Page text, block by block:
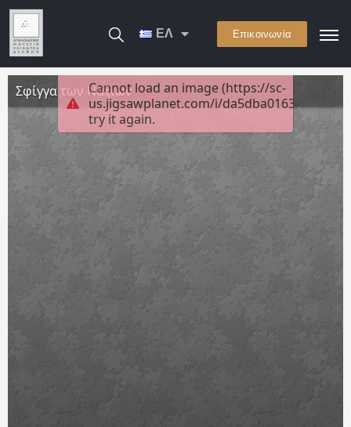
ΕΛ Επικοινωνία